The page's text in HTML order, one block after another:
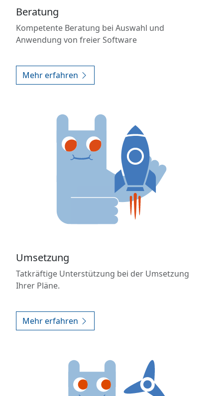
Beratung
Kompetente Beratung bei Auswahl und
Anwendung von freier Software
Mehr erfahren
Umsetzung
Tatkräftige Unterstützung bei der Umsetzung
Ihrer Pläne.
Mehr erfahren